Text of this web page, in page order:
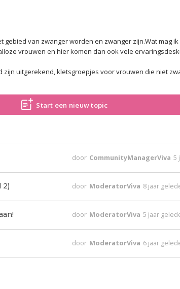
van zwanger worden en zwanger zijn.Wat mag
vrouwen en hier komen dan ook vele
uitgerekend, kletsgroepjes voor vrouwen die niet
Start een nieuw topic
door CommunityManagerViva 5
2) door ModeratorViva 8 jaar
door ModeratorViva 5 jaar
door ModeratorViva 6 jaar